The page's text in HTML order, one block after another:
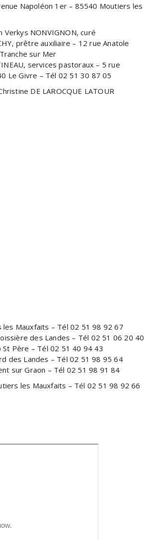
Napoléon 1er – 85540 Moutiers les
Verkys NONVIGNON, curé
prêtre auxiliaire – 12 rue Anatole
sur Mer
services pastoraux – 5 rue
Le Givre – Tél 02 51 30 87 05
DE LAROCQUE LATOUR
Mauxfaits – Tél 02 51 98 92 67
des Landes – Tél 02 51 06 20 40
St Père – Tél 02 51 40 94 43
des Landes – Tél 02 51 98 95 64
sur Graon – Tél 02 51 98 91 84
les Mauxfaits – Tél 02 51 98 92 66